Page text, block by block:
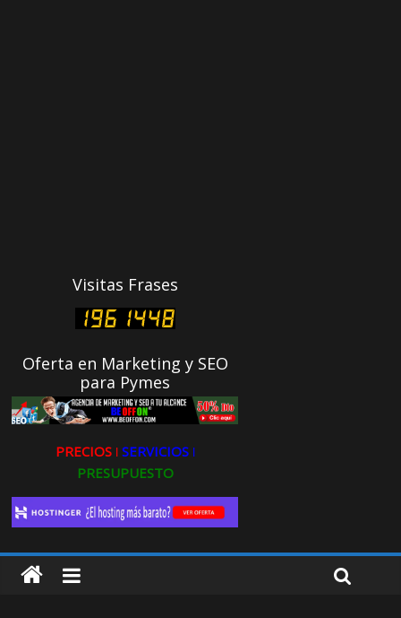
Visitas Frases
Oferta en Marketing y SEO
para Pymes
PRECIOS ǀ SERVICIOS ǀ
PRESUPUESTO